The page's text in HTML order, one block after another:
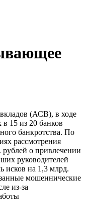
(АСВ), в ходе
15 из 20 банков
банкротства. По
рассмотрения
рублей о привлечении
руководителей
исков на 1,3 млрд.
мошеннические
из-за